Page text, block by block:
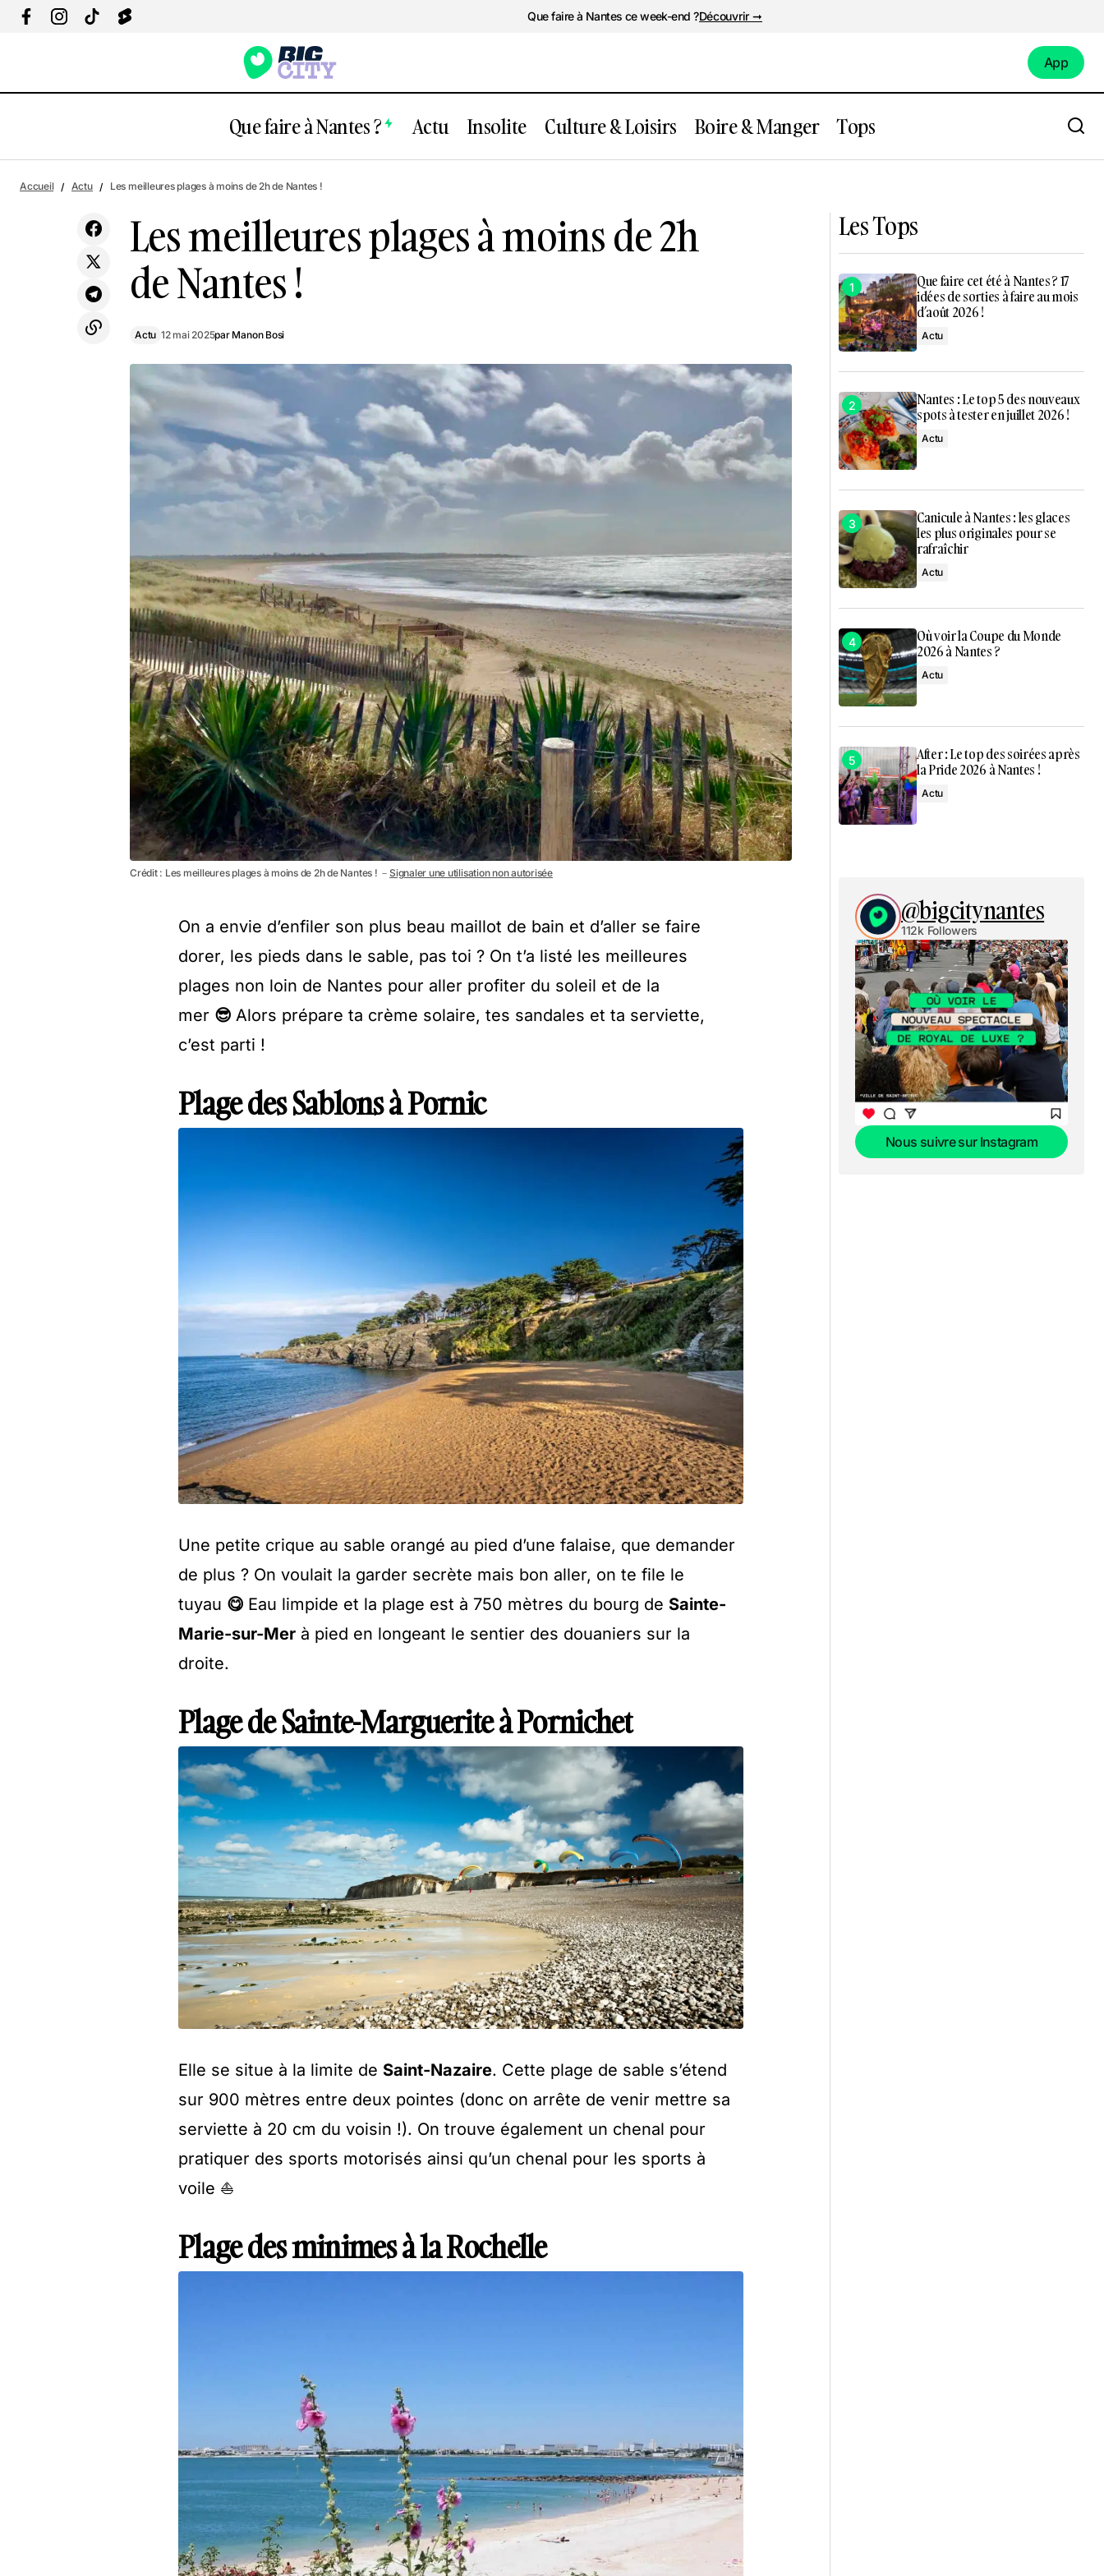
Que faire à Nantes ce week-end ?Découvrir ➞
App
Que faire à Nantes ? Actu Insolite Culture & Loisirs Boire & Manger Tops
tester en mai
Accueil Actu Les meilleures plages à moins de 2h de Nantes !
Les meilleures plages à moins de 2h
de Nantes !
Actu 12 mai 2025par Manon Bosi
Crédit : Les meilleures plages à moins de 2h de Nantes ! －Signaler une utilisation non autorisée
On a envie d’enfiler son plus beau maillot de bain et d’aller se faire
dorer, les pieds dans le sable, pas toi ? On t’a listé les meilleures
plages non loin de Nantes pour aller profiter du soleil et de la
mer 😎 Alors prépare ta crème solaire, tes sandales et ta serviette,
c’est parti !
Plage des Sablons à Pornic
Une petite crique au sable orangé au pied d’une falaise, que demander
de plus ? On voulait la garder secrète mais bon aller, on te file le
tuyau 😋 Eau limpide et la plage est à 750 mètres du bourg de Sainte-
Marie-sur-Mer à pied en longeant le sentier des douaniers sur la
droite.
Plage de Sainte-Marguerite à Pornichet
Elle se situe à la limite de Saint-Nazaire. Cette plage de sable s’étend
sur 900 mètres entre deux pointes (donc on arrête de venir mettre sa
serviette à 20 cm du voisin !). On trouve également un chenal pour
pratiquer des sports motorisés ainsi qu’un chenal pour les sports à
voile ⛵️
Plage des minimes à la Rochelle
Les Tops
Que faire cet été à Nantes ? 17
idées de sorties à faire au mois
d’août 2026 !
Actu
Nantes : Le top 5 des nouveaux
spots à tester en juillet 2026 !
Actu
Canicule à Nantes : les glaces
les plus originales pour se
rafraîchir
Actu
Où voir la Coupe du Monde
2026 à Nantes ?
Actu
After : Le top des soirées après
la Pride 2026 à Nantes !
Actu
@bigcitynantes
112k Followers
Nous suivre sur Instagram